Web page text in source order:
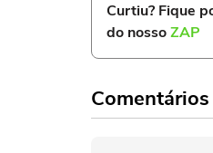
Curtiu? Fique
do nossoZAP